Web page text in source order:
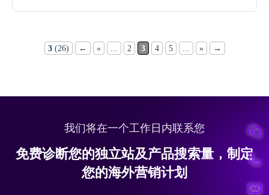
3(26) ← « 2 3 4 5 » →
我们将在一个工作日内联系您
免费诊断您的独立站及产品搜索量，制定
您的海外营销计划